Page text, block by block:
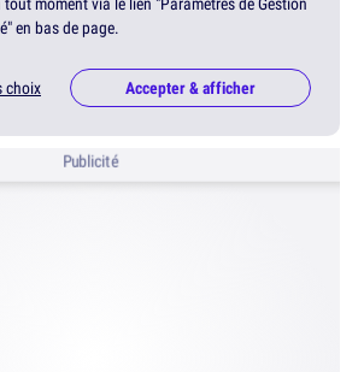
en bas de page.
choix Accepter & afficher
Publicité